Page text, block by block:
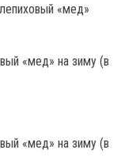
«мед»